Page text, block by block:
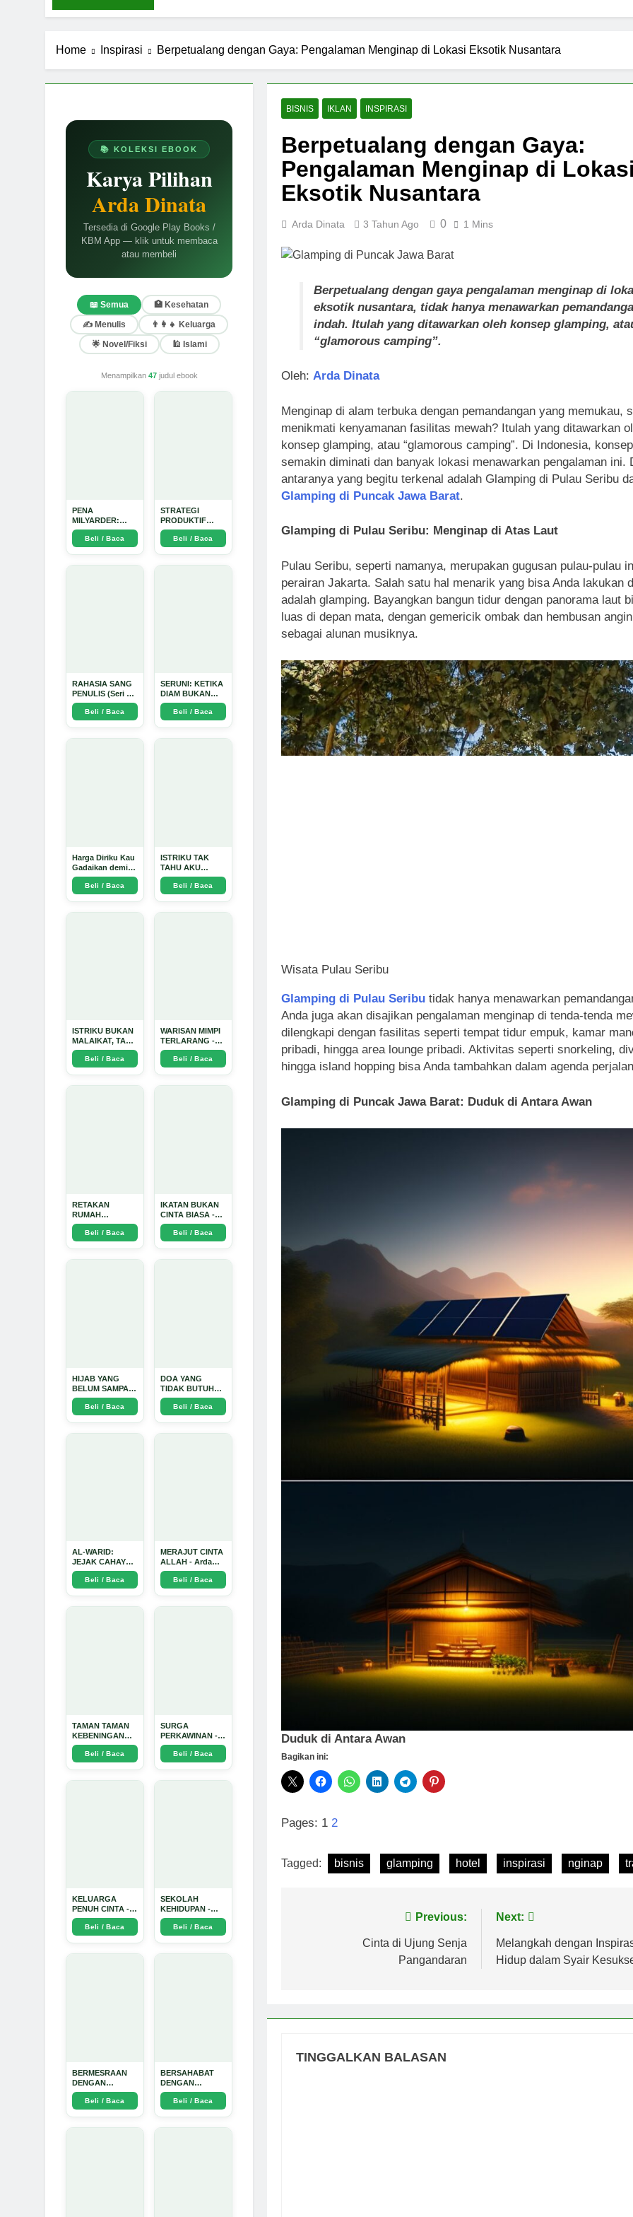
Home Inspirasi Berpetualang dengan Gaya: Pengalaman Menginap di Lokasi Eksotik Nusantara
📚 KOLEKSI EBOOK
Karya Pilihan
Arda Dinata
Tersedia di Google Play Books /
KBM App — klik untuk membaca
atau membeli
📖 Semua
🏥 Kesehatan
✍️ Menulis
👨‍👩‍👧 Keluarga
🌟 Novel/Fiksi
🕌 Islami
Menampilkan 47judul ebook
PENA
MILYARDER:
Kisah, Rahasia
Sukses, dan
Panduan Menjadi
Beli / Baca
STRATEGI
PRODUKTIF
MENULIS
UPDATE - Arda
Dinata
Beli / Baca
RAHASIA SANG
PENULIS (Seri 1)
- Arda Dinata
Beli / Baca
SERUNI: KETIKA
DIAM BUKAN
LAGI PILIHAN -
Arda Dinata
Beli / Baca
Harga Diriku Kau
Gadaikan demi
Perempuan Itu -
Arda Dinata
Beli / Baca
ISTRIKU TAK
TAHU AKU
PENGUSAHA
EMAS - Arda
Dinata
Beli / Baca
ISTRIKU BUKAN
MALAIKAT, TAPI
AKU JUGA
TIDAK SUCI -
Beli / Baca
WARISAN MIMPI
TERLARANG -
Arda Dinata
Beli / Baca
RETAKAN
RUMAH
TANGGA:
Sebuah
Perjalanan
Beli / Baca
IKATAN BUKAN
CINTA BIASA -
Arda Dinata
Beli / Baca
HIJAB YANG
BELUM SAMPAI
KE HATI: Ketika
Cinta Seorang
Ustadz Menjadi
Beli / Baca
DOA YANG
TIDAK BUTUH
SINYAL: Kisah
Tiga Jiwa yang
Tersesat di Era AI
Beli / Baca
AL-WARID:
JEJAK CAHAYA
DI ANTARA DUA
ZAMAN - Arda
Dinata
Beli / Baca
MERAJUT CINTA
ALLAH - Arda
Dinata
Beli / Baca
TAMAN TAMAN
KEBENINGAN
HATI - Arda
DinataBeli / Baca
SURGA
PERKAWINAN -
Arda Dinata
Beli / Baca
KELUARGA
PENUH CINTA -
Arda Dinata
Beli / Baca
SEKOLAH
KEHIDUPAN -
Arda Dinata
Beli / Baca
BERMESRAAN
DENGAN
KEBAIKAN - Arda
DinataBeli / Baca
BERSAHABAT
DENGAN
NYAMUK: Jurus
Jitu Atasi
Penyakit
Beli / Baca
BISNIS IKLAN INSPIRASI
Berpetualang dengan Gaya:
Pengalaman Menginap di Lokasi
Eksotik Nusantara
Arda Dinata 3 Tahun Ago 0 1 Mins
Berpetualang dengan gaya pengalaman menginap di
eksotik nusantara, tidak hanya menawarkan
indah. Itulah yang ditawarkan oleh konsep glamping,
“glamorous camping”.
Oleh: Arda Dinata
Menginap di alam terbuka dengan pemandangan yang memukau,
menikmati kenyamanan fasilitas mewah? Itulah yang ditawarkan
konsep glamping, atau “glamorous camping”. Di Indonesia,
semakin diminati dan banyak lokasi menawarkan pengalaman ini.
antaranya yang begitu terkenal adalah Glamping di Pulau Seribu
Glamping di Puncak Jawa Barat.
Glamping di Pulau Seribu: Menginap di Atas Laut
Pulau Seribu, seperti namanya, merupakan gugusan pulau-pulau
perairan Jakarta. Salah satu hal menarik yang bisa Anda lakukan
adalah glamping. Bayangkan bangun tidur dengan panorama laut
luas di depan mata, dengan gemericik ombak dan hembusan
sebagai alunan musiknya.
Wisata Pulau Seribu
Glamping di Pulau Seribu tidak hanya menawarkan
Anda juga akan disajikan pengalaman menginap di tenda-tenda
dilengkapi dengan fasilitas seperti tempat tidur empuk, kamar
pribadi, hingga area lounge pribadi. Aktivitas seperti snorkeling,
hingga island hopping bisa Anda tambahkan dalam agenda
Glamping di Puncak Jawa Barat: Duduk di Antara Awan
Duduk di Antara Awan
Bagikan ini:
Pages: 1 2
Tagged: bisnis glamping hotel inspirasi nginap
Previous:
Cinta di Ujung Senja
Pangandaran
Next:
Melangkah dengan
Hidup dalam Syair
TINGGALKAN BALASAN